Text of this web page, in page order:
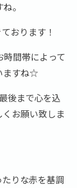
。
おります！
時間帯によって
ますね☆
後まで心を込
お願い致しま
りな赤を基調